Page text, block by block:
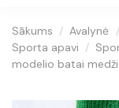
Sākums Avalynė
Sporta apavi
modelio batai